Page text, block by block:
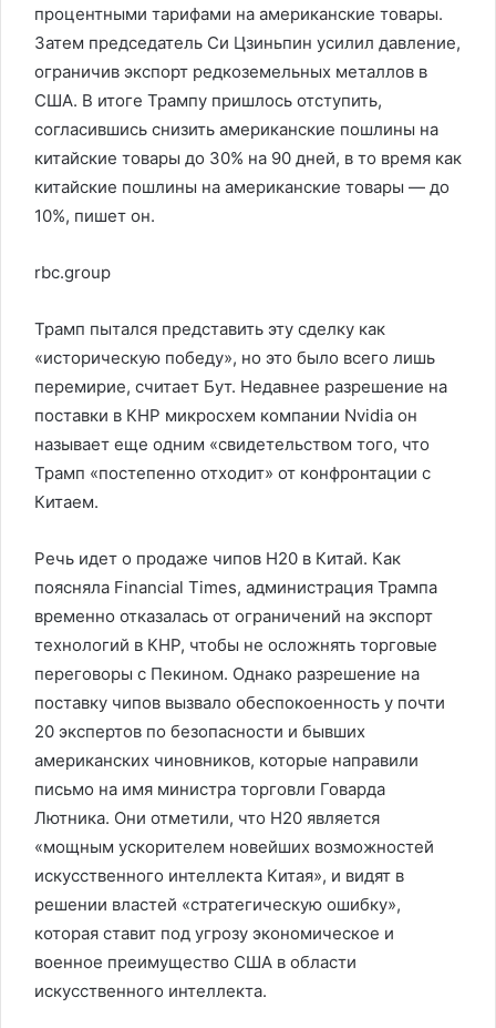
процентными тарифами на американские товары.
Затем председатель Си Цзиньпин усилил давление,
ограничив экспорт редкоземельных металлов в
США. В итоге Трампу пришлось отступить,
согласившись снизить американские пошлины на
китайские товары до 30% на 90 дней, в то время как
китайские пошлины на американские товары — до
10%, пишет он.
rbc.group
Трамп пытался представить эту сделку как
«историческую победу», но это было всего лишь
перемирие, считает Бут. Недавнее разрешение на
поставки в КНР микросхем компании Nvidia он
называет еще одним «свидетельством того, что
Трамп «постепенно отходит» от конфронтации с
Китаем.
Речь идет о продаже чипов H20 в Китай. Как
поясняла Financial Times, администрация Трампа
временно отказалась от ограничений на экспорт
технологий в КНР, чтобы не осложнять торговые
переговоры с Пекином. Однако разрешение на
поставку чипов вызвало обеспокоенность у почти
20 экспертов по безопасности и бывших
американских чиновников, которые направили
письмо на имя министра торговли Говарда
Лютника. Они отметили, что H20 является
«мощным ускорителем новейших возможностей
искусственного интеллекта Китая», и видят в
решении властей «стратегическую ошибку»,
которая ставит под угрозу экономическое и
военное преимущество США в области
искусственного интеллекта.